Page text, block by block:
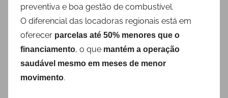
preventiva e boa gestão de combustível.
O diferencial das locadoras regionais está em
oferecer parcelas até 50% menores que o
financiamento, o que mantém a operação
saudável mesmo em meses de menor
movimento.